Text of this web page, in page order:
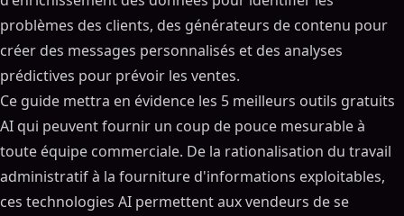
problèmes des clients, des générateurs de contenu pour
créer des messages personnalisés et des analyses
prédictives pour prévoir les ventes.
Ce guide mettra en évidence les 5 meilleurs outils gratuits
AI qui peuvent fournir un coup de pouce mesurable à
toute équipe commerciale. De la rationalisation du travail
administratif à la fourniture d'informations exploitables,
ces technologies AI permettent aux vendeurs de se